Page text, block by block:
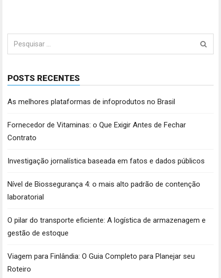
Pesquisar
por:
POSTS RECENTES
As melhores plataformas de infoprodutos no Brasil
Fornecedor de Vitaminas: o Que Exigir Antes de Fechar
Contrato
Investigação jornalística baseada em fatos e dados públicos
Nível de Biossegurança 4: o mais alto padrão de contenção
laboratorial
O pilar do transporte eficiente: A logística de armazenagem e
gestão de estoque
Viagem para Finlândia: O Guia Completo para Planejar seu
Roteiro